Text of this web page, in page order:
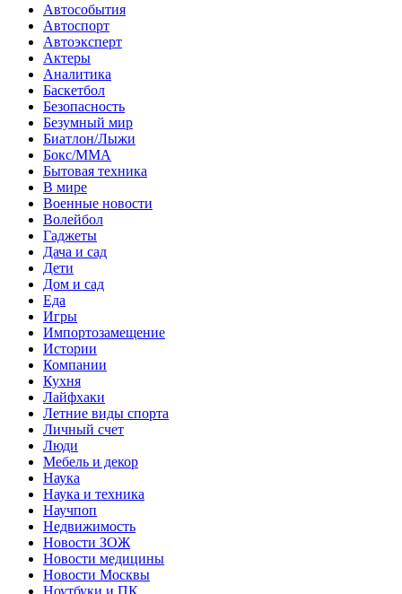
Автособытия
Автоспорт
Автоэксперт
Актеры
Аналитика
Баскетбол
Безопасность
Безумный мир
Биатлон/Лыжи
Бокс/MMA
Бытовая техника
В мире
Военные новости
Волейбол
Гаджеты
Дача и сад
Дети
Дом и сад
Еда
Игры
Импортозамещение
Истории
Компании
Кухня
Лайфхаки
Летние виды спорта
Личный счет
Люди
Мебель и декор
Наука
Наука и техника
Научпоп
Недвижимость
Новости ЗОЖ
Новости медицины
Новости Москвы
Ноутбуки и ПК